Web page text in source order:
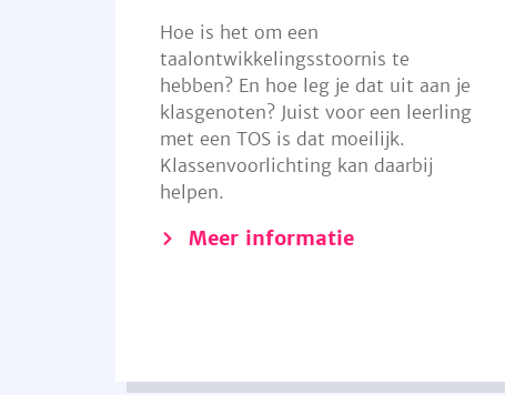
Hoe is het om een
taalontwikkelingsstoornis te
hebben? En hoe leg je dat uit aan je
klasgenoten? Juist voor een leerling
met een TOS is dat moeilijk.
Klassenvoorlichting kan daarbij
helpen.
Meer informatie